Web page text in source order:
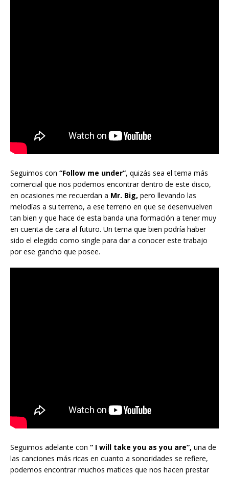
Seguimos con “Follow me under”, quizás sea el tema más
comercial que nos podemos encontrar dentro de este disco,
en ocasiones me recuerdan a Mr. Big, pero llevando las
melodías a su terreno, a ese terreno en que se desenvuelven
tan bien y que hace de esta banda una formación a tener muy
en cuenta de cara al futuro. Un tema que bien podría haber
sido el elegido como single para dar a conocer este trabajo
por ese gancho que posee.
Seguimos adelante con “ I will take you as you are”, una de
las canciones más ricas en cuanto a sonoridades se refiere,
podemos encontrar muchos matices que nos hacen prestar